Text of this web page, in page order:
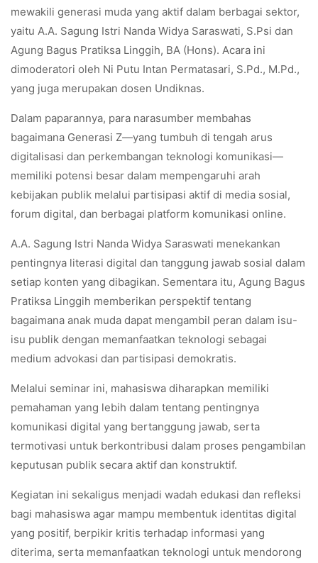
mewakili generasi muda yang aktif dalam berbagai sektor,
yaitu A.A. Sagung Istri Nanda Widya Saraswati, S.Psi dan
Agung Bagus Pratiksa Linggih, BA (Hons). Acara ini
dimoderatori oleh Ni Putu Intan Permatasari, S.Pd., M.Pd.,
yang juga merupakan dosen Undiknas.
Dalam paparannya, para narasumber membahas
bagaimana Generasi Z—yang tumbuh di tengah arus
digitalisasi dan perkembangan teknologi komunikasi—
memiliki potensi besar dalam mempengaruhi arah
kebijakan publik melalui partisipasi aktif di media sosial,
forum digital, dan berbagai platform komunikasi online.
A.A. Sagung Istri Nanda Widya Saraswati menekankan
pentingnya literasi digital dan tanggung jawab sosial dalam
setiap konten yang dibagikan. Sementara itu, Agung Bagus
Pratiksa Linggih memberikan perspektif tentang
bagaimana anak muda dapat mengambil peran dalam isu-
isu publik dengan memanfaatkan teknologi sebagai
medium advokasi dan partisipasi demokratis.
Melalui seminar ini, mahasiswa diharapkan memiliki
pemahaman yang lebih dalam tentang pentingnya
komunikasi digital yang bertanggung jawab, serta
termotivasi untuk berkontribusi dalam proses pengambilan
keputusan publik secara aktif dan konstruktif.
Kegiatan ini sekaligus menjadi wadah edukasi dan refleksi
bagi mahasiswa agar mampu membentuk identitas digital
yang positif, berpikir kritis terhadap informasi yang
diterima, serta memanfaatkan teknologi untuk mendorong